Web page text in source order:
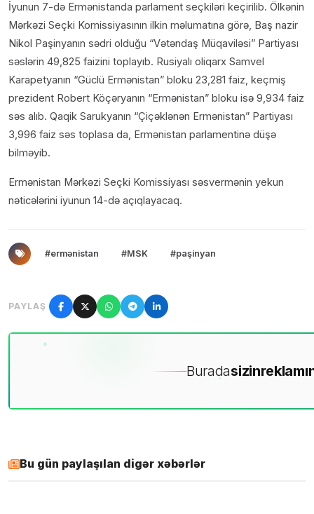
İyunun 7-də Ermənistanda parlament seçkiləri keçirilib. Ölkənin
Mərkəzi Seçki Komissiyasının ilkin məlumatına görə, Baş nazir
Nikol Paşinyanın sədri olduğu “Vətəndaş Müqaviləsi” Partiyası
səslərin 49,825 faizini toplayıb. Rusiyalı oliqarx Samvel
Karapetyanın “Güclü Ermənistan” bloku 23,281 faiz, keçmiş
prezident Robert Köçəryanın “Ermənistan” bloku isə 9,934 faiz
səs alıb. Qaqik Sarukyanın “Çiçəklənən Ermənistan” Partiyası
3,996 faiz səs toplasa da, Ermənistan parlamentinə düşə
bilməyib.
Ermənistan Mərkəzi Seçki Komissiyası səsvermənin yekun
nəticələrini iyunun 14-də açıqlayacaq.
#ermənistan #MSK #paşinyan
PAYLAŞ
Buradasizin
Bu gün paylaşılan digər xəbərlər